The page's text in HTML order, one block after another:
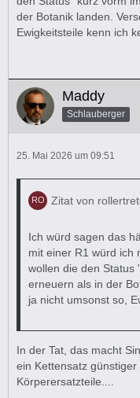
der Botanik landen.
Ewigkeitsteile kenn ich
Maddy
Schlauberger
25. Mai 2026 um 09:51
Zitat von
Ich würd sagen das
mit einer R1 würd ich
wollen die den Status
erneuern als in der
ja nicht umsonst so,
In der Tat, das macht
ein Kettensatz
Körperersatzteile....